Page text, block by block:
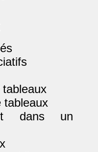
tableaux
dans un